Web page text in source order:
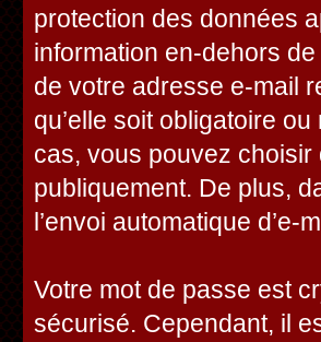
protection des données
information en-dehors
de votre adresse e-mail
qu’elle soit obligatoire
cas, vous pouvez
publiquement. De plus,
l’envoi automatique d’e-
Votre mot de passe est
sécurisé. Cependant, il